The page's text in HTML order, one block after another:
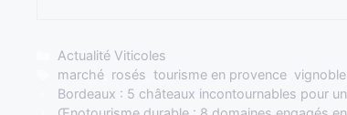
Catégories
Actualité Viticoles
Étiquettes
marché rosés ,tourisme en provence
Bordeaux : 5 châteaux incontournables pour